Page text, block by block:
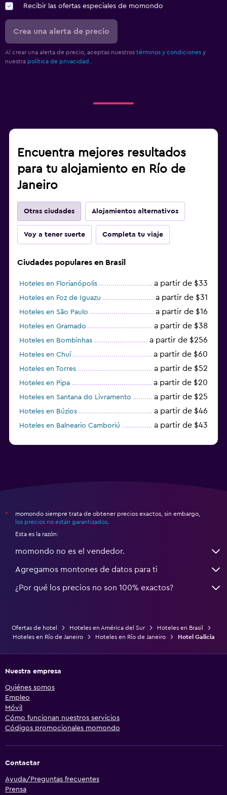
Recibir las ofertas especiales de momondo
Crea una alerta de precio
Al crear una alerta de precio, aceptas nuestros términos y condiciones y
nuestra política de privacidad.
Encuentra mejores resultados
para tu alojamiento en Río de
Janeiro
Otras ciudades Alojamientos alternativos
Voy a tener suerte Completa tu viaje
Ciudades populares en Brasil
Hoteles en Florianópolis a partir de $33
Hoteles en Foz de Iguazu a partir de $31
Hoteles en São Paulo a partir de $16
Hoteles en Gramado a partir de $38
Hoteles en Bombinhas a partir de $256
Hoteles en Chuí a partir de $60
Hoteles en Torres a partir de $52
Hoteles en Pipa a partir de $20
Hoteles en Santana do Livramento a partir de $25
Hoteles en Búzios a partir de $46
Hoteles en Balneario Camboriú a partir de $43
*
momondo siempre trata de obtener precios exactos, sin embargo,
los precios no están garantizados
Esta es la razón:
momondo no es el vendedor.
Agregamos montones de datos para ti
¿Por qué los precios no son 100% exactos?
Ofertas de hotel Hoteles en América del Sur
Hoteles en Brasil
Hoteles en Río de Janeiro
Hoteles en Río de Janeiro Hotel Galicia
Nuestra empresa
Quiénes somos
Empleo
Móvil
Cómo funcionan nuestros servicios
Códigos promocionales momondo
Contactar
Ayuda/Preguntas frecuentes
Prensa